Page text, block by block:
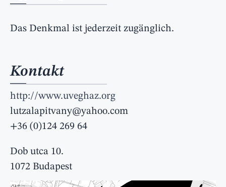
Das Denkmal ist jederzeit zugänglich.
Kontakt
http://www.uveghaz.org
lutzalapitvany@yahoo.com
+36 (0)124 269 64
Dob utca 10.
1072 Budapest